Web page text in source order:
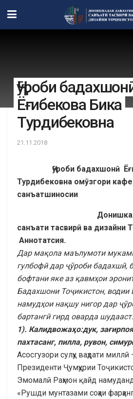
Ҷӯроби
Ёғибекова Бика
Турдибековна
21.11.2018
Ҷӯроби бадахшонӣ
Турдибековна омӯзгори
санъатшиносии
Донишкадаи
санъати тасвирӣ ва дизайни
Аннотатсия.
Дар мақола маълумоти
гулбофӣ дар ҷӯроби бадахшӣ,
бофтани яке аз қавмҳои
Бадахшони Тоҷикистон, водии
намудҳои нақшу нигор дар
бартангӣ гирд оварда шудааст.
1). Калидвожаҳо:дук,
пахтасанг, пилла, рувон,
Асосгузори сулҳу ваҳдати
Президенти Ҷумҳурии
Эмомалӣ Раҳмон қайд
«Рушди мунтазами соҳаи